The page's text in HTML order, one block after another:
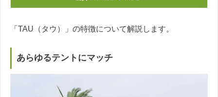
「TAU（タウ）」の特徴について解説します。
あらゆるテントにマッチ